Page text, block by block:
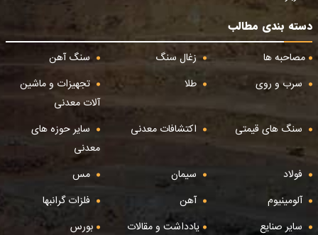
دسته بندی مطالب
مصاحبه ها
زغال سنگ
سنگ آهن
سرب و روی
طلا
تجهیزات و ماشین
آلات معدنی
سنگ های قیمتی
اکتشافات معدنی
سایر حوزه های
معدنی
فولاد
سیمان
مس
آلومینیوم
آهن
فلزات گرانبها
سایر صنایع
یادداشت و مقالات بورس